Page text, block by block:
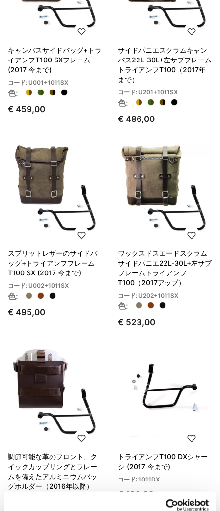
キャンバスサイドバッグ+トラ
イアンフT100 SXフレーム
(2017 今まで)
コード: U001+1011SX
色:
€ 459,00
サイドパニエスクラムキャン
バス22L-30L+左サブフレーム
トライアンフT100（2017年
まで）
コード: U201+1011SX
色:
€ 486,00
スプリットレザーのサイドバ
ッグ+トライアンフフレーム
T100 SX (2017 今まで)
コード: U002+1011SX
色:
€ 495,00
ワックスドスエードスクラム
サイドパニエ22L-30L+左サブ
フレームトライアンフ
T100（2017アップ）
コード: U202+1011SX
色:
€ 523,00
調節可能な革のフロント、ク
イックカップリングとフレー
ムを備えたアルミニウムバッ
グホルダー（2016年以降）
トライアンフT100 DXシャー
シ (2017 今まで)
コード: 1011DX
€ 180,00